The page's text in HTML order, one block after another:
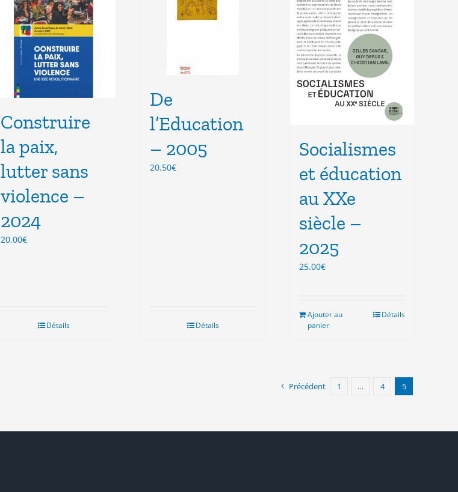
Construire
la paix,
lutter sans
violence –
2024
20.00€
Détails
De
l’Education
– 2005
20.50€
Détails
Socialismes
et éducation
au XXe
siècle –
2025
25.00€
Ajouter au
panier
Détails
Précédent 1 … 4 5